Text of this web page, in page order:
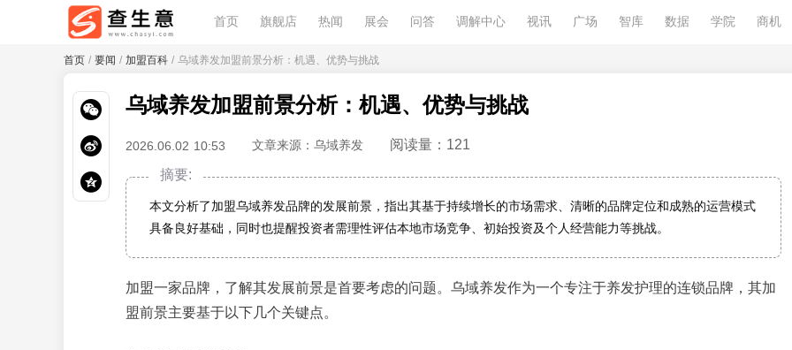
首页 旗舰店 热闻 展会 问答 调解中心 视讯 广场 智库 数据 学院 商机
首页 / 要闻 / 加盟百科 / 乌域养发加盟前景分析：机遇、优势与挑战
乌域养发加盟前景分析：机遇、优势与挑战
2026.06.02 10:53 文章来源：乌域养发
阅读量：121
摘要:
本文分析了加盟乌域养发品牌的发展前景，指出其基于持续增长的市场需求、清晰的品牌定位和成熟的运营模式
具备良好基础，同时也提醒投资者需理性评估本地市场竞争、初始投资及个人经营能力等挑战。
加盟一家品牌，了解其发展前景是首要考虑的问题。乌域养发作为一个专注于养发护理的连锁品牌，其加
盟前景主要基于以下几个关键点。